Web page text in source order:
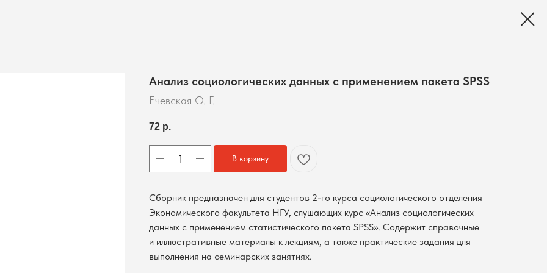
Анализ социологических данных с применением пакета SPSS
Ечевская О. Г.
72 р.
В корзину
Сборник предназначен для студентов 2-го курса социологического отделения
Экономического факультета НГУ, слушающих курс «Анализ социологических
данных с применением статистического пакета SPSS». Содержит справочные
и иллюстративные материалы к лекциям, а также практические задания для
выполнения на семинарских занятиях.